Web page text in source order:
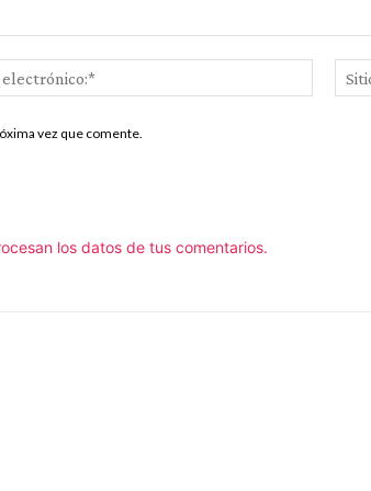
Correo
vez que comente.
los datos de tus comentarios.